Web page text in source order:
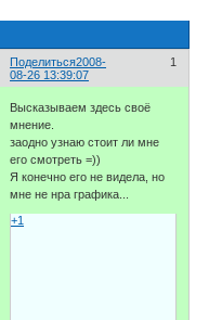
Поделиться 1
2008-
08-26 13:39:07
Высказываем здесь своё
мнение.
заодно узнаю стоит ли мне
его смотреть =))
Я конечно его не видела, но
мне не нра графика...
+1